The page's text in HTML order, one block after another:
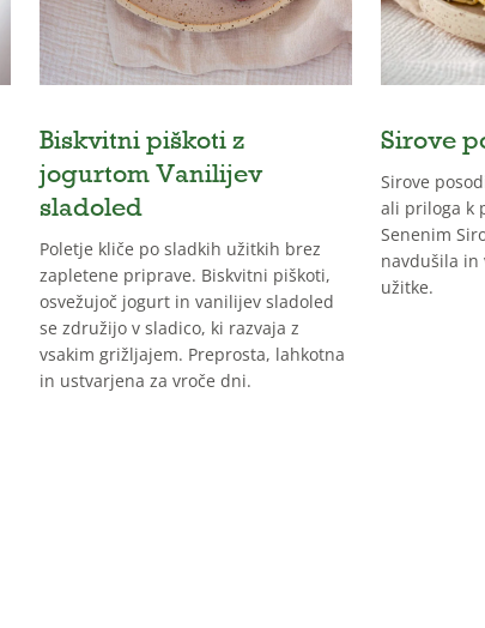
Biskvitni piškoti z
jogurtom Vanilijev
sladoled
Poletje kliče po sladkih užitkih brez
zapletene priprave. Biskvitni piškoti,
osvežujoč jogurt in vanilijev sladoled
se združijo v sladico, ki razvaja z
vsakim grižljajem. Preprosta, lahkotna
in ustvarjena za vroče dni.
Sirove
Sirove
ali priloga k
Senenim
navdušila in
užitke.